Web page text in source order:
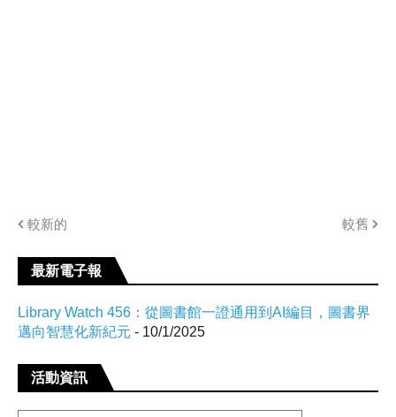
較新的 較舊
最新電子報
Library Watch 456：從圖書館一證通用到AI編目，圖書界
邁向智慧化新紀元 - 10/1/2025
活動資訊